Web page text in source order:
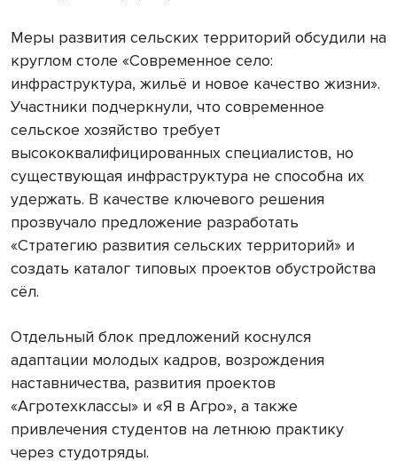
Меры развития сельских территорий обсудили на
круглом столе «Современное село:
инфраструктура, жильё и новое качество жизни».
Участники подчеркнули, что современное
сельское хозяйство требует
высококвалифицированных специалистов, но
существующая инфраструктура не способна их
удержать. В качестве ключевого решения
прозвучало предложение разработать
«Стратегию развития сельских территорий» и
создать каталог типовых проектов обустройства
сёл.
Отдельный блок предложений коснулся
адаптации молодых кадров, возрождения
наставничества, развития проектов
«Агротехклассы» и «Я в Агро», а также
привлечения студентов на летнюю практику
через студотряды.